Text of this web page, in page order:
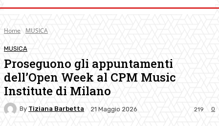
Home MUSICA
MUSICA
Proseguono gli appuntamenti
dell’Open Week al CPM Music
Institute di Milano
By Tiziana Barbetta 21 Maggio 2026 0
219